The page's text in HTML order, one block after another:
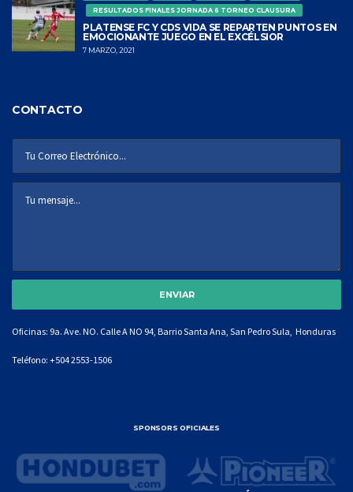
RESULTADOS FINALES JORNADA 6 TORNEO CLAUSURA
PLATENSE FC Y CDS VIDA SE REPARTEN PUNTOS EN
EMOCIONANTE JUEGO EN EL EXCÉLSIOR
7 MARZO, 2021
CONTACTO
Oficinas: 9a. Ave. NO. Calle A NO 94, Barrio Santa Ana, San Pedro Sula, Honduras
Teléfono: +504 2553-1506
SPONSORS OFICIALES